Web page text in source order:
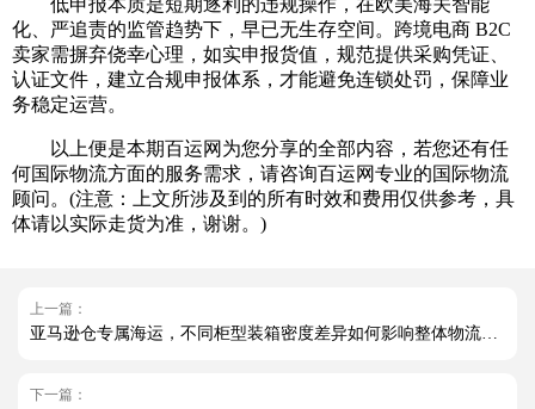
低申报本质是短期逐利的违规操作，在欧美海关智能
化、严追责的监管趋势下，早已无生存空间。跨境电商 B2C
卖家需摒弃侥幸心理，如实申报货值，规范提供采购凭证、
认证文件，建立合规申报体系，才能避免连锁处罚，保障业
务稳定运营。
以上便是本期百运网为您分享的全部内容，若您还有任
何国际物流方面的服务需求，请咨询百运网专业的国际物流
顾问。(注意：上文所涉及到的所有时效和费用仅供参考，具
体请以实际走货为准，谢谢。)
上一篇：
亚马逊仓专属海运，不同柜型装箱密度差异如何影响整体物流成本（亚马逊卖家请注意）
下一篇：